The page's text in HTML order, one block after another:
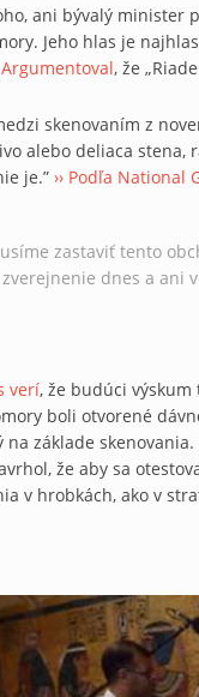
ani bývalý minister
Jeho hlas je
Argumentoval, že
skenovaním z
alebo deliaca stena,
je.” ›› Podľa National
zastaviť tento
dnes a ani
verí, že budúci
boli otvorené
na základe
že aby sa
v hrobkách, ako v